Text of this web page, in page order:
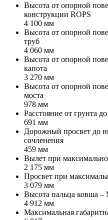
Высота от опорной
конструкции ROPS
4 100 мм
Высота от опорной
труб
4 060 мм
Высота от опорной
капота
3 270 мм
Высота от опорной
моста
978 мм
Расстояние от грунта
691 мм
Дорожный просвет до
сочленения
459 мм
Вылет при
2 175 мм
Просвет при
3 079 мм
Высота пальца ковша
4 912 мм
Максимальная